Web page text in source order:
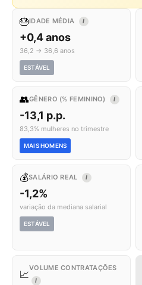
🎂IDADE MÉDIA I
+0,4 anos
36,2 → 36,6 anos
ESTÁVEL
👥GÊNERO (% FEMININO) I
-13,1 p.p.
83,3% mulheres no trimestre
MAIS HOMENS
💰SALÁRIO REAL I
-1,2%
variação da mediana salarial
ESTÁVEL
📈
VOLUME CONTRATAÇÕES
I